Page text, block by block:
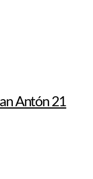
Antón 21